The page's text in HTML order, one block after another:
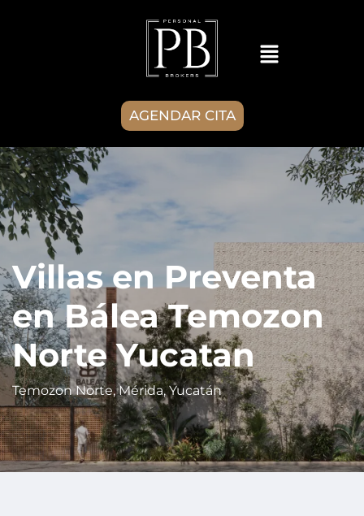
AGENDAR CITA
Villas en Preventa
en Bálea Temozon
Norte Yucatan
Temozon Norte, Mérida, Yucatán